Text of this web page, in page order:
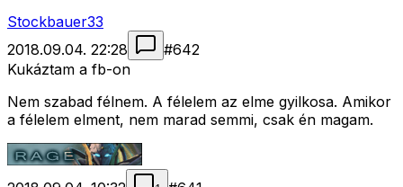
Stockbauer33
2018.09.04. 22:28
#642
Kukáztam a fb-on
Nem szabad félnem. A félelem az elme gyilkosa. Amikor
a félelem elment, nem marad semmi, csak én magam.